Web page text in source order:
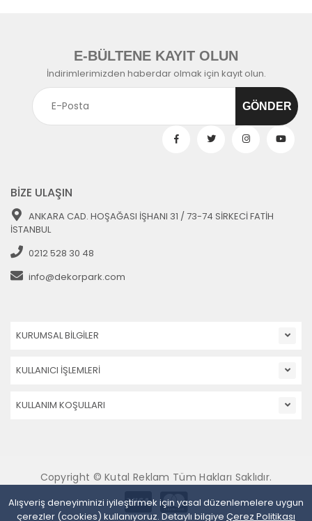
Alışveriş deneyiminizi iyileştirmek için yasal düzenlemelere uygun
çerezler (cookies) kullanıyoruz. Detaylı bilgiye Çerez Politikası
E-BÜLTENE KAYIT OLUN
İndirimlerimizden haberdar olmak için kayıt olun.
BİZE ULAŞIN
ANKARA CAD. HOŞAĞASI İŞHANI 31 / 73-74 SİRKECİ FATİH
İSTANBUL
0212 528 30 48
info@dekorpark.com
KURUMSAL BİLGİLER
KULLANICI İŞLEMLERİ
KULLANIM KOŞULLARI
Copyright © Kutal Reklam Tüm Hakları Saklıdır.